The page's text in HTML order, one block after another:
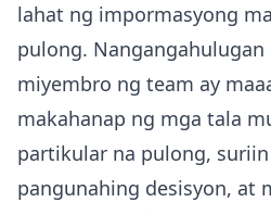
lahat ng impormasyong
pulong.
miyembro ng team ay
makahanap ng mga tala
partikular na pulong,
pangunahing desisyon, at